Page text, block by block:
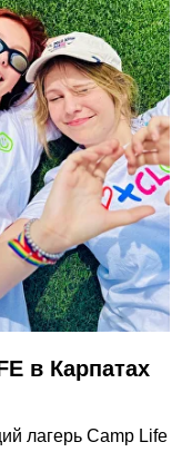
в Карпатах
лагерь Camp Life